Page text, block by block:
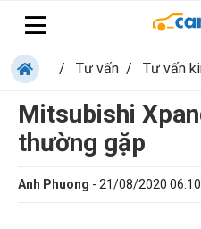
/ Tư vấn / Tư vấn
Mitsubishi
thường gặp
Anh Phuong - 21/08/2020